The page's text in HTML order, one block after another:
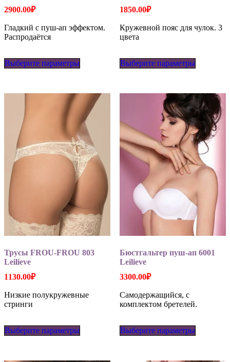
2900.00₽
Гладкий с пуш-ап эффектом.
Распродаётся
Выберите параметры
Опции
можно
выбрать
на
странице
товара.
1850.00₽
Кружевной пояс для чулок. 3
цвета
Выберите параметры
Опции
можно
выбрать
на
странице
товара.
Трусы FROU-FROU 803
Leilieve
1130.00₽
Низкие полукружевные
стринги
Выберите параметры
Бюстгальтер пуш-ап 6001
Leilieve
3300.00₽
Самодержащийся, с
комплектом бретелей.
Выберите параметры